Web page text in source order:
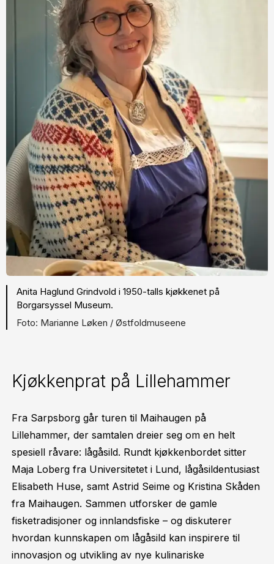
Anita Haglund Grindvold i 1950-talls kjøkkenet på
Borgarsyssel Museum.
Marianne Løken / Østfoldmuseene
Kjøkkenprat på Lillehammer
Fra Sarpsborg går turen til Maihaugen på
Lillehammer, der samtalen dreier seg om en helt
spesiell råvare: lågåsild. Rundt kjøkkenbordet sitter
Maja Loberg fra Universitetet i Lund, lågåsildentusiast
Elisabeth Huse, samt Astrid Seime og Kristina Skåden
fra Maihaugen. Sammen utforsker de gamle
fisketradisjoner og innlandsfiske – og diskuterer
hvordan kunnskapen om lågåsild kan inspirere til
innovasjon og utvikling av nye kulinariske